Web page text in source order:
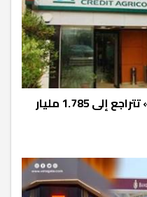
أرباح «كريدي أجريكول مصر» تتراجع إلى 1.785 مليار